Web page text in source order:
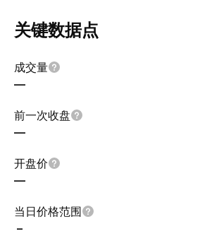
关键数据点
成交量
—
前一次收盘
—
开盘价
—
当日价格范围
–